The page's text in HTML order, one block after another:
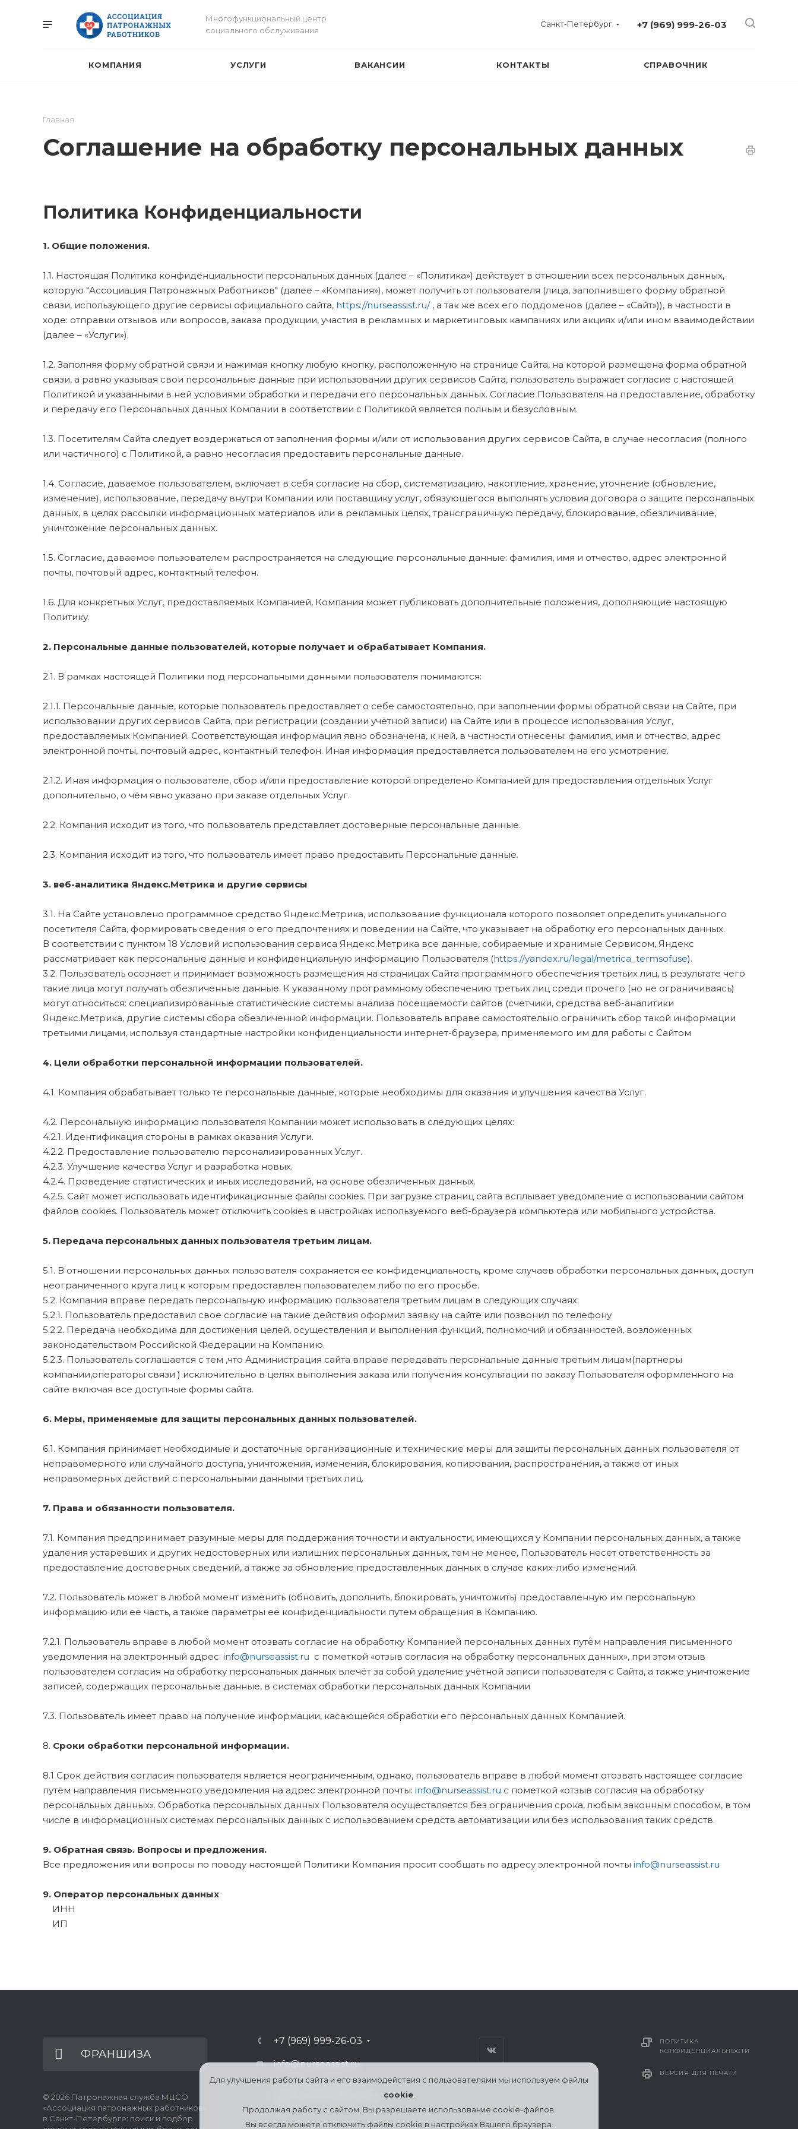
Многофункциональный центр
социального обслуживания
Санкт-Петербург +7 (969) 999-26-03
КОМПАНИЯ УСЛУГИ ВАКАНСИИ КОНТАКТЫ СПРАВОЧНИК
Главная
Соглашение на обработку персональных данных
Политика Конфиденциальности
1. Общие положения.
1.1. Настоящая Политика конфиденциальности персональных данных (далее – «Политика») действует в отношении всех персональных данных,
которую "Ассоциация Патронажных Работников" (далее – «Компания»), может получить от пользователя (лица, заполнившего форму обратной
связи, использующего другие сервисы официального сайта, https://nurseassist.ru/, а так же всех его поддоменов (далее – «Сайт»)), в частности в
ходе: отправки отзывов или вопросов, заказа продукции, участия в рекламных и маркетинговых кампаниях или акциях и/или ином взаимодействии
(далее – «Услуги»).
1.2. Заполняя форму обратной связи и нажимая кнопку любую кнопку, расположенную на странице Сайта, на которой размещена форма обратной
связи, а равно указывая свои персональные данные при использовании других сервисов Сайта, пользователь выражает согласие с настоящей
Политикой и указанными в ней условиями обработки и передачи его персональных данных. Согласие Пользователя на предоставление, обработку
и передачу его Персональных данных Компании в соответствии с Политикой является полным и безусловным.
1.3. Посетителям Сайта следует воздержаться от заполнения формы и/или от использования других сервисов Сайта, в случае несогласия (полного
или частичного) с Политикой, а равно несогласия предоставить персональные данные.
1.4. Согласие, даваемое пользователем, включает в себя согласие на сбор, систематизацию, накопление, хранение, уточнение (обновление,
изменение), использование, передачу внутри Компании или поставщику услуг, обязующегося выполнять условия договора о защите персональных
данных, в целях рассылки информационных материалов или в рекламных целях, трансграничную передачу, блокирование, обезличивание,
уничтожение персональных данных.
1.5. Согласие, даваемое пользователем распространяется на следующие персональные данные: фамилия, имя и отчество, адрес электронной
почты, почтовый адрес, контактный телефон.
1.6. Для конкретных Услуг, предоставляемых Компанией, Компания может публиковать дополнительные положения, дополняющие настоящую
Политику.
2. Персональные данные пользователей, которые получает и обрабатывает Компания.
2.1. В рамках настоящей Политики под персональными данными пользователя понимаются:
2.1.1. Персональные данные, которые пользователь предоставляет о себе самостоятельно, при заполнении формы обратной связи на Сайте, при
использовании других сервисов Сайта, при регистрации (создании учётной записи) на Сайте или в процессе использования Услуг,
предоставляемых Компанией. Соответствующая информация явно обозначена, к ней, в частности отнесены: фамилия, имя и отчество, адрес
электронной почты, почтовый адрес, контактный телефон. Иная информация предоставляется пользователем на его усмотрение.
2.1.2. Иная информация о пользователе, сбор и/или предоставление которой определено Компанией для предоставления отдельных Услуг
дополнительно, о чём явно указано при заказе отдельных Услуг.
2.2. Компания исходит из того, что пользователь представляет достоверные персональные данные.
2.3. Компания исходит из того, что пользователь имеет право предоставить Персональные данные.
3. веб-аналитика Яндекс.Метрика и другие сервисы
3.1. На Сайте установлено программное средство Яндекс.Метрика, использование функционала которого позволяет определить уникального
посетителя Сайта, формировать сведения о его предпочтениях и поведении на Сайте, что указывает на обработку его персональных данных.
В соответствии с пунктом 18 Условий использования сервиса Яндекс.Метрика все данные, собираемые и хранимые Сервисом, Яндекс
рассматривает как персональные данные и конфиденциальную информацию Пользователя (https://yandex.ru/legal/metrica_termsofuse).
3.2. Пользователь осознает и принимает возможность размещения на страницах Сайта программного обеспечения третьих лиц, в результате чего
такие лица могут получать обезличенные данные. К указанному программному обеспечению третьих лиц среди прочего (но не ограничиваясь)
могут относиться: специализированные статистические системы анализа посещаемости сайтов (счетчики, средства веб-аналитики
Яндекс.Метрика, другие системы сбора обезличенной информации. Пользователь вправе самостоятельно ограничить сбор такой информации
третьими лицами, используя стандартные настройки конфиденциальности интернет-браузера, применяемого им для работы с Сайтом
4. Цели обработки персональной информации пользователей.
4.1. Компания обрабатывает только те персональные данные, которые необходимы для оказания и улучшения качества Услуг.
4.2. Персональную информацию пользователя Компании может использовать в следующих целях:
4.2.1. Идентификация стороны в рамках оказания Услуги.
4.2.2. Предоставление пользователю персонализированных Услуг.
4.2.3. Улучшение качества Услуг и разработка новых.
4.2.4. Проведение статистических и иных исследований, на основе обезличенных данных.
4.2.5. Сайт может использовать идентификационные файлы cookies. При загрузке страниц сайта всплывает уведомление о использовании сайтом
файлов cookies. Пользователь может отключить cookies в настройках используемого веб-браузера компьютера или мобильного устройства.
5. Передача персональных данных пользователя третьим лицам.
5.1. В отношении персональных данных пользователя сохраняется ее конфиденциальность, кроме случаев обработки персональных данных, доступ
неограниченного круга лиц к которым предоставлен пользователем либо по его просьбе.
5.2. Компания вправе передать персональную информацию пользователя третьим лицам в следующих случаях:
5.2.1. Пользователь предоставил свое согласие на такие действия оформил заявку на сайте или позвонил по телефону
5.2.2. Передача необходима для достижения целей, осуществления и выполнения функций, полномочий и обязанностей, возложенных
законодательством Российской Федерации на Компанию.
5.2.3. Пользователь соглашается с тем ,что Администрация сайта вправе передавать персональные данные третьим лицам(партнеры
компании,операторы связи ) исключительно в целях выполнения заказа или получения консультации по заказу Пользователя оформленного на
сайте включая все доступные формы сайта.
6. Меры, применяемые для защиты персональных данных пользователей.
6.1. Компания принимает необходимые и достаточные организационные и технические меры для защиты персональных данных пользователя от
неправомерного или случайного доступа, уничтожения, изменения, блокирования, копирования, распространения, а также от иных
неправомерных действий с персональными данными третьих лиц.
7. Права и обязанности пользователя.
7.1. Компания предпринимает разумные меры для поддержания точности и актуальности, имеющихся у Компании персональных данных, а также
удаления устаревших и других недостоверных или излишних персональных данных, тем не менее, Пользователь несет ответственность за
предоставление достоверных сведений, а также за обновление предоставленных данных в случае каких-либо изменений.
7.2. Пользователь может в любой момент изменить (обновить, дополнить, блокировать, уничтожить) предоставленную им персональную
информацию или её часть, а также параметры её конфиденциальности путем обращения в Компанию.
7.2.1. Пользователь вправе в любой момент отозвать согласие на обработку Компанией персональных данных путём направления письменного
уведомления на электронный адрес: info@nurseassist.ru с пометкой «отзыв согласия на обработку персональных данных», при этом отзыв
пользователем согласия на обработку персональных данных влечёт за собой удаление учётной записи пользователя с Сайта, а также уничтожение
записей, содержащих персональные данные, в системах обработки персональных данных Компании
7.3. Пользователь имеет право на получение информации, касающейся обработки его персональных данных Компанией.
8. Сроки обработки персональной информации.
8.1 Срок действия согласия пользователя является неограниченным, однако, пользователь вправе в любой момент отозвать настоящее согласие
путём направления письменного уведомления на адрес электронной почты: info@nurseassist.ru с пометкой «отзыв согласия на обработку
персональных данных». Обработка персональных данных Пользователя осуществляется без ограничения срока, любым законным способом, в том
числе в информационных системах персональных данных с использованием средств автоматизации или без использования таких средств.
9. Обратная связь. Вопросы и предложения.
Все предложения или вопросы по поводу настоящей Политики Компания просит сообщать по адресу электронной почты info@nurseassist.ru
9. Оператор персональных данных
ИНН
ИП
ФРАНШИЗА
© 2026 Патронажная служба МЦСО
«Ассоциация патронажных работников»
в Санкт-Петербурге: поиск и подбор
+7 (969) 999-26-03
info@nurseassist.ru
20
ПОЛИТИКА
КОНФИДЕНЦИАЛЬНОСТИ
ВЕРСИЯ ДЛЯ ПЕЧАТИ
Для улучшения работы сайта и его взаимодействия с пользователями мы используем файлы
cookie.
Продолжая работу с сайтом, Вы разрешаете использование cookie-файлов.
Вы всегда можете отключить файлы cookie в настройках Вашего браузера.